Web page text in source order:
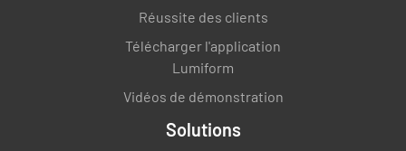
Réussite des clients
Télécharger l'application
Lumiform
Vidéos de démonstration
Solutions